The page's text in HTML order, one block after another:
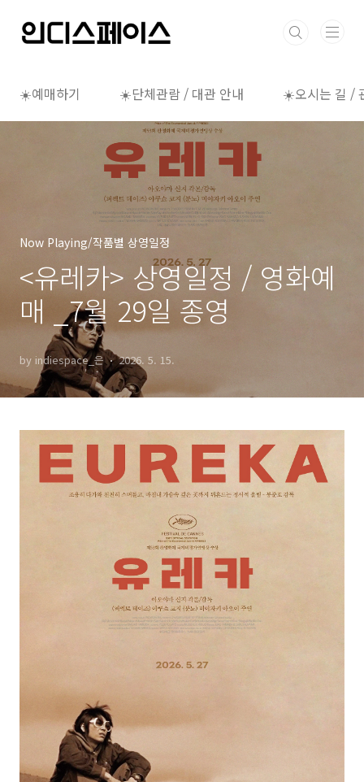
☀️예매하기 ☀️단체관람 / 대관 안내 ☀️오시는 길 /
Now Playing/작품별 상영일정
<유레카> 상영일정 / 영화예
매 _7월 29일 종영
by indiespace_은 2026. 5. 15.